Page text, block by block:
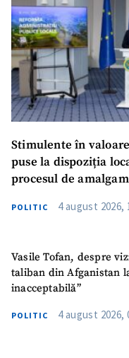
Stimulente în
puse la dispoziția
procesul de
POLITIC 4 august 2026,
Vasile Tofan, despre
taliban din Afganistan
inacceptabilă”
POLITIC 4 august 2026,